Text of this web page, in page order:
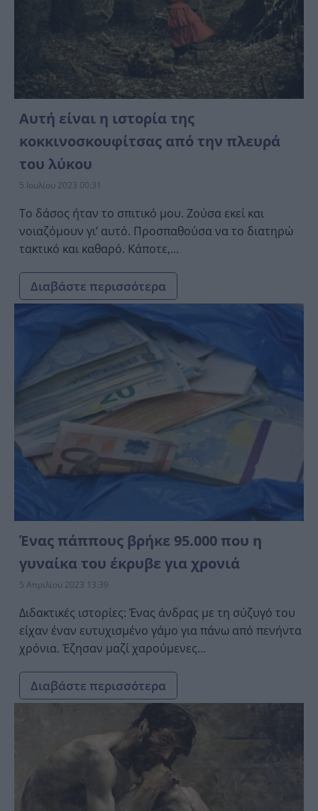
Αυτή είναι η ιστορία της
κοκκινοσκουφίτσας από την πλευρά
του λύκου
5 Ιουλίου 2023 00:31
Το δάσος ήταν το σπιτικό μου. Ζούσα εκεί και
νοιαζόμουν γι’ αυτό. Προσπαθούσα να το διατηρώ
τακτικό και καθαρό. Κάποτε,...
Διαβάστε περισσότερα
Ένας πάππους βρήκε 95.000 που η
γυναίκα του έκρυβε για χρονιά
5 Απριλίου 2023 13:39
Διδακτικές ιστορίες: Ένας άνδρας με τη σύζυγό του
είχαν έναν ευτυχισμένο γάμο για πάνω από πενήντα
χρόνια. Έζησαν μαζί χαρούμενες...
Διαβάστε περισσότερα